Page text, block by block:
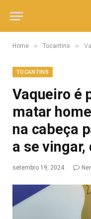
Home » Tocantins »
TOCANTINS
Vaqueiro é
matar
na cabeça
a se
setembro 19, 2024